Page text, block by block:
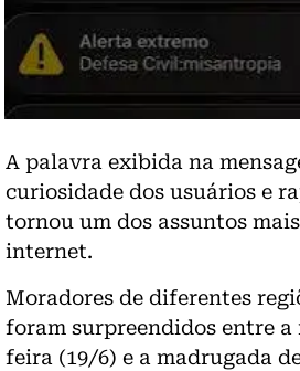
A palavra exibida na
curiosidade dos usuários e
tornou um dos assuntos
internet.
Moradores de diferentes
foram surpreendidos entre a
feira (19/6) e a madrugada